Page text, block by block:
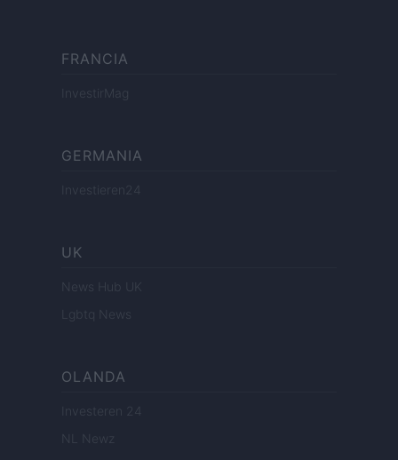
FRANCIA
InvestirMag
GERMANIA
Investieren24
UK
News Hub UK
Lgbtq News
OLANDA
Investeren 24
NL Newz